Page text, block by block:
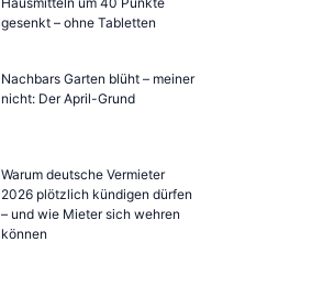
gesenkt – ohne Tabletten
Nachbars Garten blüht – meiner
nicht: Der April-Grund
Warum deutsche Vermieter
2026 plötzlich kündigen dürfen
– und wie Mieter sich wehren
können